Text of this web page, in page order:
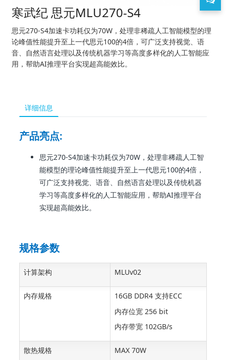
寒武纪 思元MLU270-S4
思元270-S4加速卡功耗仅为70W，处理非稀疏人工智能模型的理
论峰值性能提升至上一代思元100的4倍，可广泛支持视觉、语
音、自然语言处理以及传统机器学习等高度多样化的人工智能应
用，帮助AI推理平台实现超高能效比。
详细信息
产品亮点:
思元270-S4加速卡功耗仅为70W，处理非稀疏人工智
能模型的理论峰值性能提升至上一代思元100的4倍，
可广泛支持视觉、语音、自然语言处理以及传统机器
学习等高度多样化的人工智能应用，帮助AI推理平台
实现超高能效比。
规格参数
计算架构 MLUv02
内存规格
16GB DDR4 支持ECC
内存位宽 256 bit
内存带宽 102GB/s
散热规格
MAX 70W